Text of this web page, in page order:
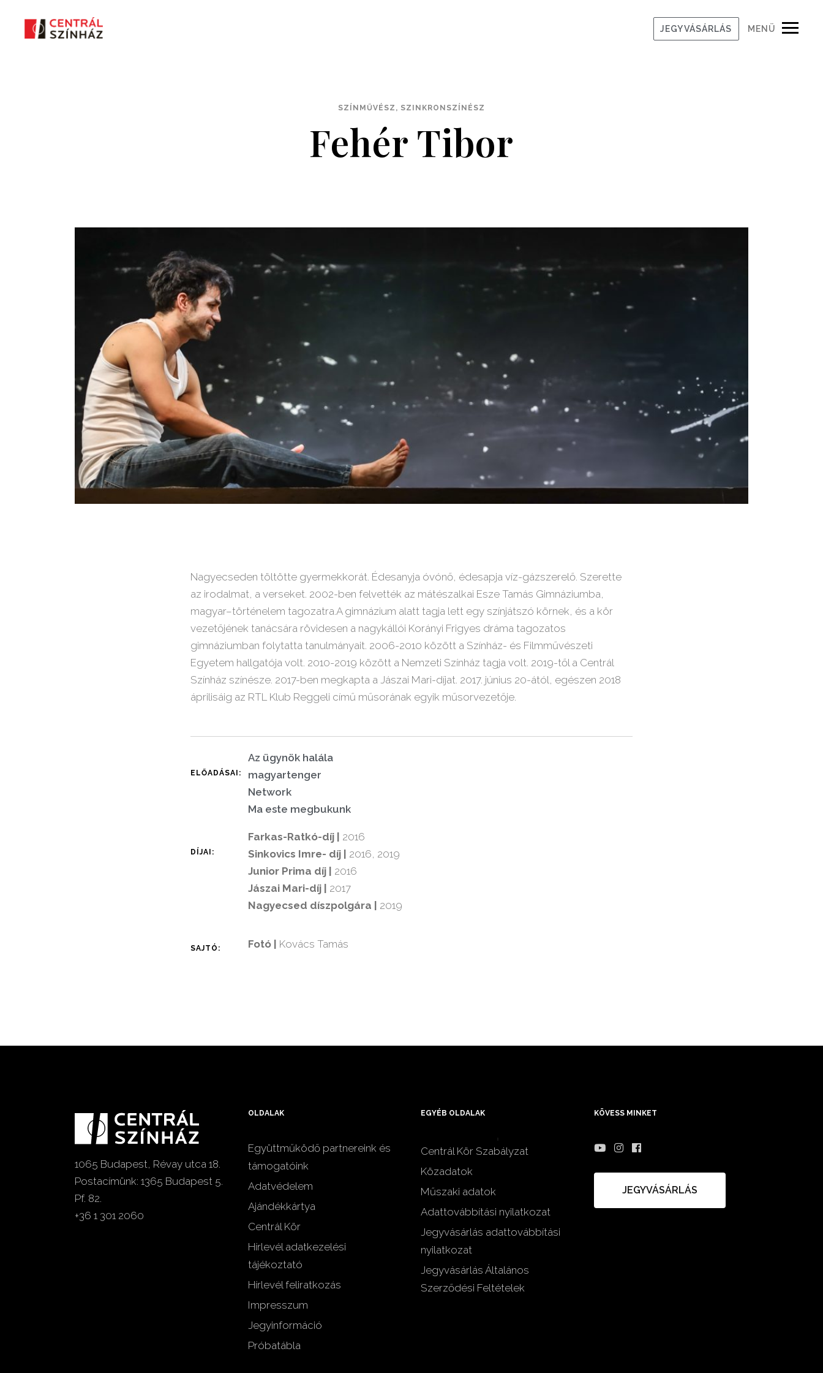
JEGYVÁSÁRLÁS MENÜ
SZÍNMŰVÉSZ, SZINKRONSZÍNÉSZ
Fehér Tibor
Nagyecseden töltötte gyermekkorát. Édesanyja óvónő, édesapja víz-gázszerelő. Szerette
az irodalmat, a verseket. 2002-ben felvették az mátészalkai Esze Tamás Gimnáziumba,
magyar–történelem tagozatra.A gimnázium alatt tagja lett egy színjátszó körnek, és a kör
vezetőjének tanácsára rövidesen a nagykállói Korányi Frigyes dráma tagozatos
gimnáziumban folytatta tanulmányait. 2006-2010 között a Színház- és Filmművészeti
Egyetem hallgatója volt. 2010-2019 között a Nemzeti Színház tagja volt. 2019-től a Centrál
Színház színésze. 2017-ben megkapta a Jászai Mari-díjat. 2017. június 20-ától, egészen 2018
áprilisáig az RTL Klub Reggeli című műsorának egyik műsorvezetője.
ELŐADÁSAI:
Az ügynök halála
magyartenger
Network
Ma este megbukunk
DÍJAI:
Farkas-Ratkó-díj | 2016
Sinkovics Imre- díj |
2016, 2019
Junior Prima díj |
2016
Jászai Mari-díj |
2017
Nagyecsed díszpolgára |
2019
SAJTÓ: Fotó | Kovács Tamás
1065 Budapest, Révay utca 18.
Postacímünk: 1365 Budapest 5.
Pf. 82.
+36 1 301 2060
OLDALAK
Együttműködő partnereink és
támogatóink
Adatvédelem
Ajándékkártya
Centrál Kör
Hírlevél adatkezelési
tájékoztató
Hírlevél feliratkozás
Impresszum
Jegyinformáció
Próbatábla
EGYÉB OLDALAK
Centrál Kör Szabályzat
Közadatok
Műszaki adatok
Adattovábbítási nyilatkozat
Jegyvásárlás adattovábbítási
nyilatkozat
Jegyvásárlás Általános
Szerződési Feltételek
KÖVESS MINKET
JEGYVÁSÁRLÁS